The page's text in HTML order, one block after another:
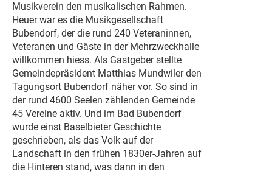
Musikverein den musikalischen Rahmen.
Heuer war es die Musikgesellschaft
Bubendorf, der die rund 240 Veteraninnen,
Veteranen und Gäste in der Mehrzweckhalle
willkommen hiess. Als Gastgeber stellte
Gemeindepräsident Matthias Mundwiler den
Tagungsort Bubendorf näher vor. So sind in
der rund 4600 Seelen zählenden Gemeinde
45 Vereine aktiv. Und im Bad Bubendorf
wurde einst Baselbieter Geschichte
geschrieben, als das Volk auf der
Landschaft in den frühen 1830er-Jahren auf
die Hinteren stand, was dann in den